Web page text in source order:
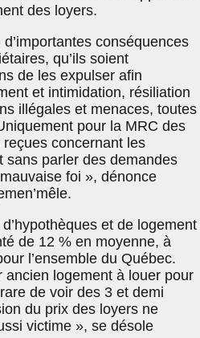
des loyers.
conséquences
qu’ils soient
de les expulser afin
et intimidation, résiliation
illégales et menaces, toutes
pour la MRC des
concernant les
sans parler des demandes
foi », dénonce
et de logement
de 12 % en moyenne, à
l’ensemble du Québec.
ancien logement à louer pour
de voir des 3 et demi
du prix des loyers ne
victime », se désole